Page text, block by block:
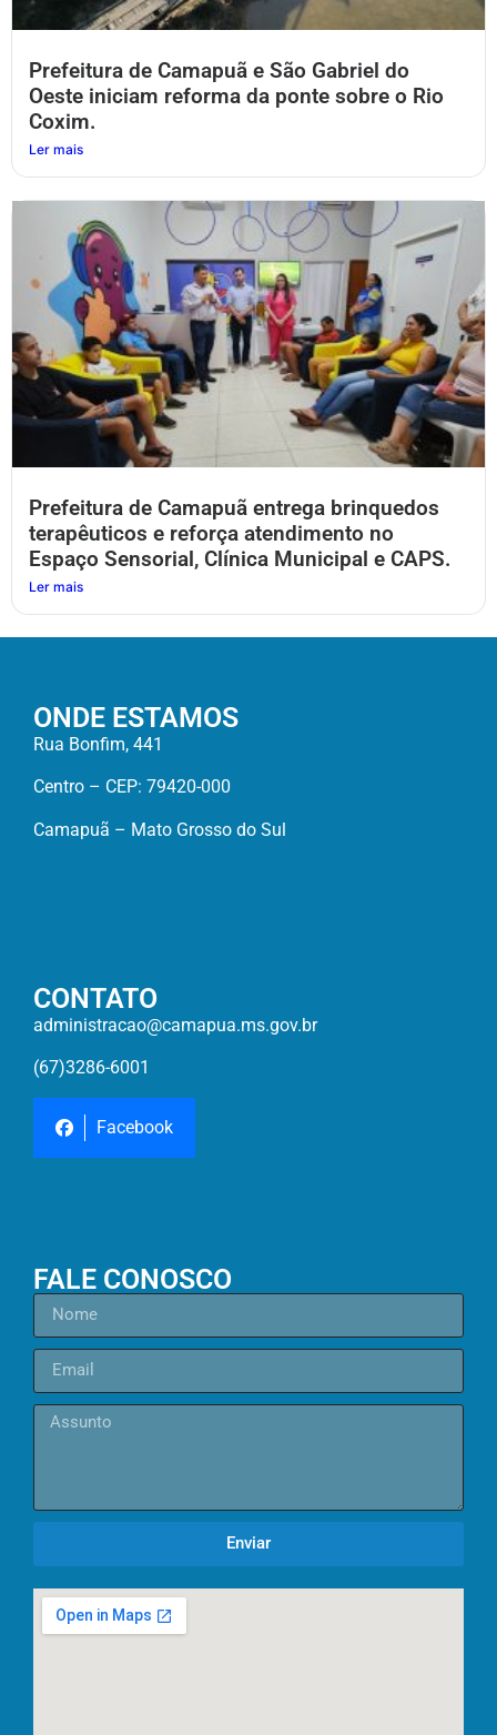
Prefeitura de Camapuã e São Gabriel do
Oeste iniciam reforma da ponte sobre o Rio
Coxim.
Ler mais
Prefeitura de Camapuã entrega brinquedos
terapêuticos e reforça atendimento no
Espaço Sensorial, Clínica Municipal e CAPS.
Ler mais
ONDE ESTAMOS
Rua Bonfim, 441
Centro – CEP: 79420-000
Camapuã – Mato Grosso do Sul
CONTATO
administracao@camapua.ms.gov.br
(67)3286-6001
Facebook
FALE CONOSCO
Enviar